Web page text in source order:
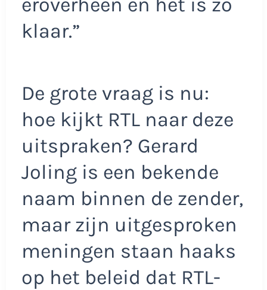
eroverheen en het is zo
klaar.”
De grote vraag is nu:
hoe kijkt RTL naar deze
uitspraken? Gerard
Joling is een bekende
naam binnen de zender,
maar zijn uitgesproken
meningen staan haaks
op het beleid dat RTL-